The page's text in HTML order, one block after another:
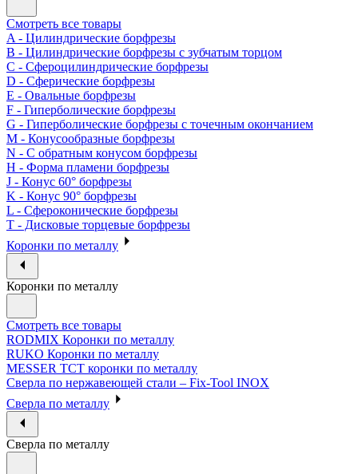
Смотреть все товары
A - Цилиндрические борфрезы
B - Цилиндрические борфрезы с зубчатым торцом
C - Сфероцилиндрические борфрезы
D - Сферические борфрезы
E - Овальные борфрезы
F - Гиперболические борфрезы
G - Гиперболические борфрезы с точечным окончанием
M - Конусообразные борфрезы
N - С обратным конусом борфрезы
H - Форма пламени борфрезы
J - Конус 60° борфрезы
K - Конус 90° борфрезы
L - Сфероконические борфрезы
T - Дисковые торцевые борфрезы
Коронки по металлу
Коронки по металлу
Смотреть все товары
RODMIX Коронки по металлу
RUKO Коронки по металлу
MESSER ТСТ коронки по металлу
Сверла по нержавеющей стали – Fix-Tool INOX
Сверла по металлу
Сверла по металлу